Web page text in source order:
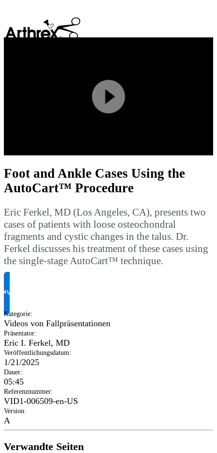
Play
Video
Foot and Ankle Cases Using the
AutoCart™ Procedure
Eric Ferkel, MD (Los Angeles, CA), presents two
cases of patients with loose osteochondral
fragments and cystic changes in the talus. Dr.
Ferkel discusses his treatment of these cases using
the single-stage AutoCart™ technique.
Produktinformationen anfragen
Kategorie:
Videos von Fallpräsentationen
Präsentator:
Eric I. Ferkel, MD
Veröffentlichungsdatum:
1/21/2025
Dauer:
05:45
Referenznummer:
VID1-006509-en-US
Version:
A
Verwandte Seiten